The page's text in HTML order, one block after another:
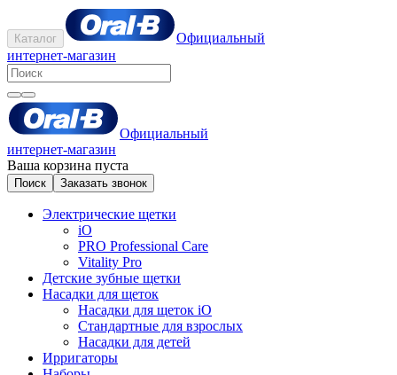
Каталог
Официальный
интернет-магазин
Официальный
интернет-магазин
Ваша корзина пуста
Поиск Заказать звонок
Электрические щетки
iO
PRO Professional Care
Vitality Pro
Детские зубные щетки
Насадки для щеток
Насадки для щеток iO
Стандартные для взрослых
Насадки для детей
Ирригаторы